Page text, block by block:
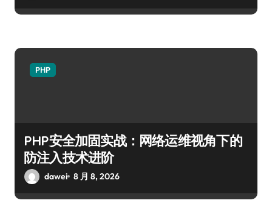
PHP
PHP安全加固实战：网络运维视角下的
防注入技术进阶
dawei 8 月 8, 2026